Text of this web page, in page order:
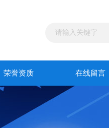
荣誉资质 在线留言